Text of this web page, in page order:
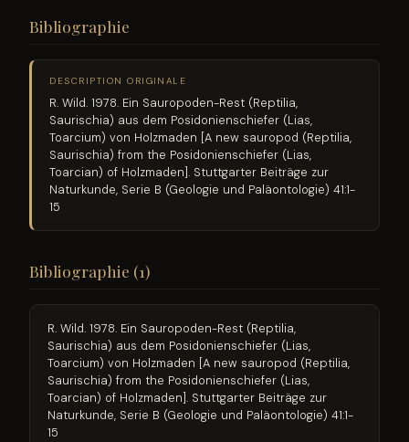
Bibliographie
DESCRIPTION ORIGINALE
R. Wild. 1978. Ein Sauropoden-Rest (Reptilia,
Saurischia) aus dem Posidonienschiefer (Lias,
Toarcium) von Holzmaden [A new sauropod (Reptilia,
Saurischia) from the Posidonienschiefer (Lias,
Toarcian) of Holzmaden]. Stuttgarter Beiträge zur
Naturkunde, Serie B (Geologie und Paläontologie) 41:1-
15
Bibliographie (1)
R. Wild. 1978. Ein Sauropoden-Rest (Reptilia,
Saurischia) aus dem Posidonienschiefer (Lias,
Toarcium) von Holzmaden [A new sauropod (Reptilia,
Saurischia) from the Posidonienschiefer (Lias,
Toarcian) of Holzmaden]. Stuttgarter Beiträge zur
Naturkunde, Serie B (Geologie und Paläontologie) 41:1-
15